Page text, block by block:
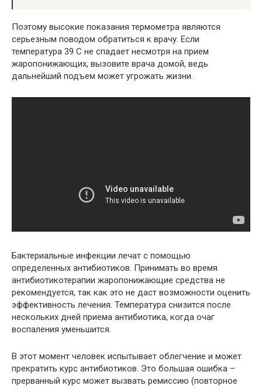
Поэтому высокие показания термометра являются
серьезным поводом обратиться к врачу. Если
температура 39 С не спадает несмотря на прием
жаропонижающих, вызовите врача домой, ведь
дальнейший подъем может угрожать жизни.
Бактериальные инфекции лечат с помощью
определенных антибиотиков. Принимать во время
антибиотикотерапии жаропонижающие средства не
рекомендуется, так как это не даст возможности оценить
эффективность лечения. Температура снизится после
нескольких дней приема антибиотика, когда очаг
воспаления уменьшится.
В этот момент человек испытывает облегчение и может
прекратить курс антибиотиков. Это большая ошибка –
прерванный курс может вызвать ремиссию (повторное